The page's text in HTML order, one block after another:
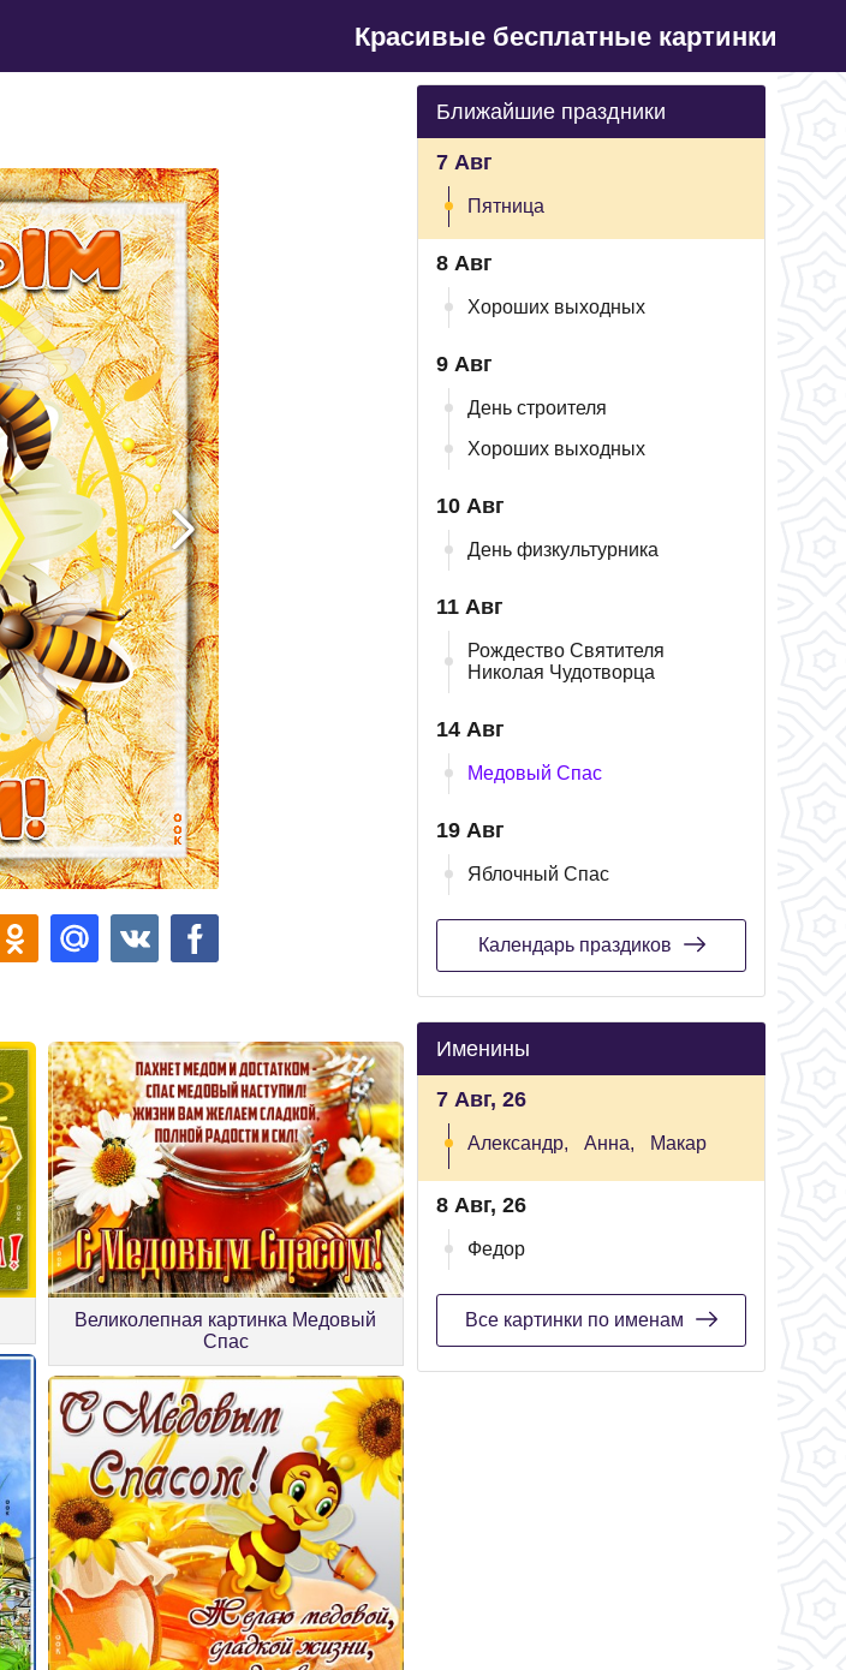
Красивые бесплатные картинки
Великолепная картинка Медовый
Спас
Ближайшие праздники
7 Авг
Пятница
8 Авг
Хороших выходных
9 Авг
День строителя
Хороших выходных
10 Авг
День физкультурника
11 Авг
Рождество Святителя
Николая Чудотворца
14 Авг
Медовый Спас
19 Авг
Яблочный Спас
Календарь праздиков
Именины
7 Авг, 26
Александр, Анна, Макар
8 Авг, 26
Федор
Все картинки по именам